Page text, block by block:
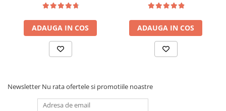
ADAUGA IN COS ADAUGA IN COS
Newsletter Nu rata ofertele si promotiile noastre